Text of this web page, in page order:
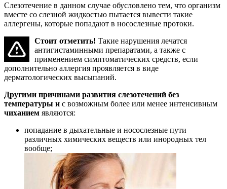
Слезотечение в данном случае обусловлено тем, что организм
вместе со слезной жидкостью пытается вывести такие
аллергены, которые попадают в носослезные протоки.
Стоит отметить! Такие нарушения лечатся
антигистаминными препаратами, а также с
применением симптоматических средств, если
дополнительно аллергия проявляется в виде
дерматологических высыпаний.
Другими причинами развития слезотечений без
температуры и с возможным более или менее интенсивным
чиханием являются:
попадание в дыхательные и носослезные пути
различных химических веществ или инородных тел
вообще;